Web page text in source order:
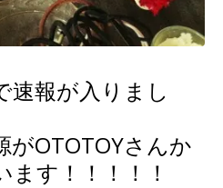
速報が入りまし
がOTOTOYさんか
ます！！！！！